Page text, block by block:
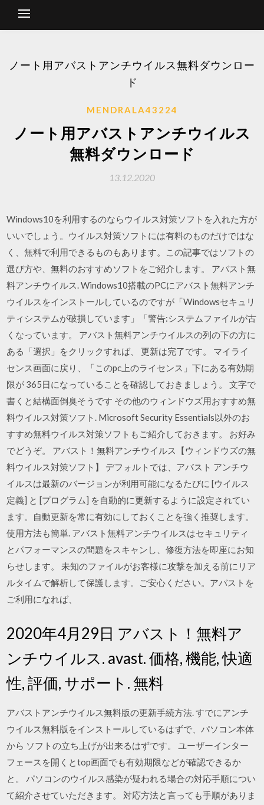
ノート用アバストアンチウイルス無料ダウンロー
ド
MENDRALA43224
ノート用アバストアンチウイルス
無料ダウンロード
13.12.2020
Windows10を利用するのならウイルス対策ソフトを入れた方が
いいでしょう。ウイルス対策ソフトには有料のものだけではな
く、無料で利用できるものもあります。この記事ではソフトの
選び方や、無料のおすすめソフトをご紹介します。 アバスト無
料アンチウイルス. Windows10搭載のPCにアバスト無料アンチ
ウイルスをインストールしているのですが「Windowsセキュリ
ティシステムが破損しています」「警告:システムファイルが古
くなっています。 アバスト無料アンチウイルスの列の下の方に
ある「選択」をクリックすれば、 更新は完了です。 マイライ
センス画面に戻り、「このpc上のライセンス」下にある有効期
限が 365日になっていることを確認しておきましょう。 文字で
書くと結構面倒臭そうです その他のウィンドウズ用おすすめ無
料ウイルス対策ソフト. Microsoft Security Essentials以外のお
すすめ無料ウイルス対策ソフトもご紹介しておきます。 お好み
でどうぞ。 アバスト！無料アンチウイルス【ウィンドウズの無
料ウイルス対策ソフト】 デフォルトでは、アバスト アンチウ
イルスは最新のバージョンが利用可能になるたびに [ウイルス
定義] と [プログラム] を自動的に更新するように設定されてい
ます。自動更新を常に有効にしておくことを強く推奨します。
使用方法も簡単. アバスト無料アンチウイルスはセキュリティ
とパフォーマンスの問題をスキャンし、修復方法を即座にお知
らせします。 未知のファイルがお客様に攻撃を加える前にリア
ルタイムで解析して保護します。ご安心ください。アバストを
ご利用になれば、
2020年4月29日 アバスト！無料ア
ンチウイルス. avast. 価格, 機能, 快適
性, 評価, サポート. 無料
アバストアンチウイルス無料版の更新手続方法. すでにアンチ
ウイルス無料版をインストールしているはずで、パソコン本体
から ソフトの立ち上げが出来るはずです。 ユーザーインター
フェースを開くとtop画面でも有効期限などが確認できるか
と。 パソコンのウイルス感染が疑われる場合の対応手順につい
て紹介させていただきます。 対応方法と言っても手順がありま